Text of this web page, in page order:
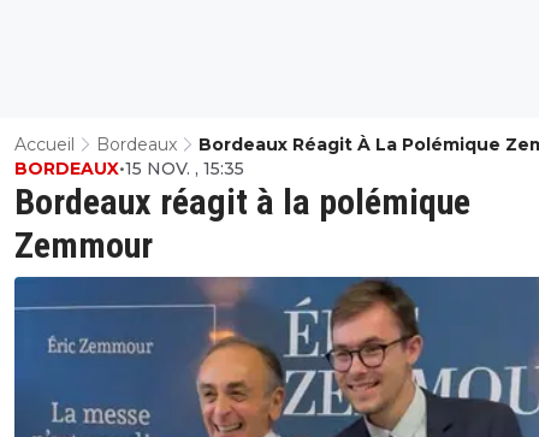
Accueil Bordeaux Bordeaux Réagit À La Polémique
Bordeaux réagit à la polémique
Zemmour
BORDEAUX•15 NOV. , 15:35